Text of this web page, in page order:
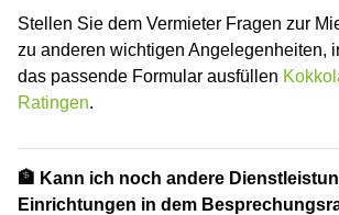
Stellen Sie dem Vermieter Fragen zur
zu anderen wichtigen Angelegenheiten,
das passende Formular ausfüllen
Ratingen.
🏦 Kann ich noch andere
Einrichtungen in dem